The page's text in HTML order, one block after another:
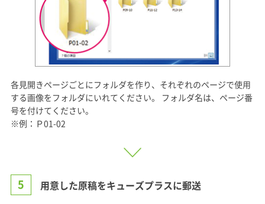
各見開きページごとにフォルダを作り、それぞれのページで使用
する画像をフォルダにいれてください。 フォルダ名は、ページ番
号を付けてください。
※例：Ｐ01-02
5 用意した原稿をキューズプラスに郵送